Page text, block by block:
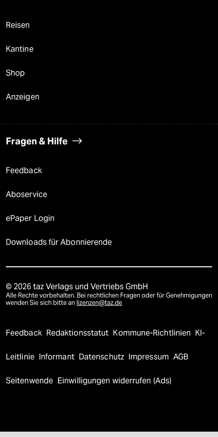
Reisen
Kantine
Shop
Anzeigen
Fragen & Hilfe
Feedback
Aboservice
ePaper Login
Downloads für Abonnierende
© 2026 taz Verlags und Vertriebs GmbH
Alle Rechte vorbehalten. Bei rechtlichen Fragen oder für Genehmigungen
wenden Sie sich bitte an lizenzen@taz.de
Feedback Redaktionsstatut Kommune-Richtlinien KI-
Leitlinie Informant Datenschutz Impressum AGB
Seitenwende Einwilligungen widerrufen (Ads)